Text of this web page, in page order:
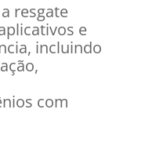
resgate
e
incluindo
com